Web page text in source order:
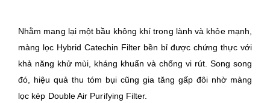
Nhằm mang lại một bầu không khí trong lành và khỏe mạnh,
màng lọc Hybrid Catechin Filter bền bỉ được chứng thực với
khả năng khử mùi, kháng khuẩn và chống vi rút. Song song
đó, hiệu quả thu tóm bụi cũng gia tăng gấp đôi nhờ màng
lọc kép Double Air Purifying Filter.